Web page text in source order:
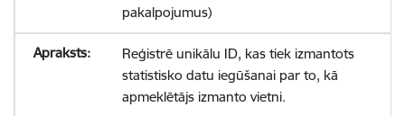
pakalpojumus)
Reģistrē unikālu ID, kas tiek izmantots
statistisko datu iegūšanai par to, kā
apmeklētājs izmanto vietni.